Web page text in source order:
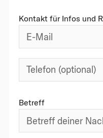
Kontakt für Infos und
Betreff